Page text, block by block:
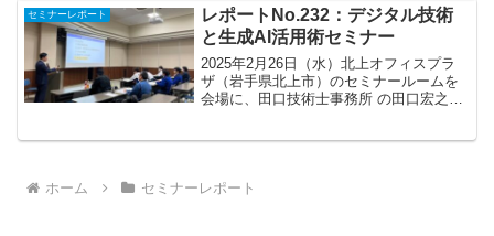
ラブ）トロフィーを題材にソリッドモデ
リング、アセ...
セミナーレポート
レポートNo.232：デジタル技術
と生成AI活用術セミナー
2025年2月26日（水）北上オフィスプラ
ザ（岩手県北上市）のセミナールームを
会場に、田口技術士事務所 の田口宏之様
ホーム
セミナーレポート